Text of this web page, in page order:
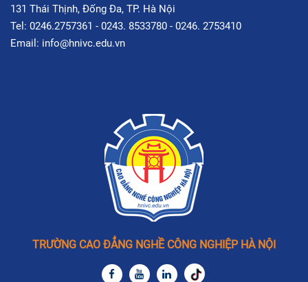
131 Thái Thịnh, Đống Đa, TP. Hà Nội
Tel: 0246.2757361 - 0243. 8533780 - 0246. 2753410
Email: info@hnivc.edu.vn
TRƯỜNG CAO ĐẲNG NGHỀ CÔNG NGHIỆP HÀ NỘI